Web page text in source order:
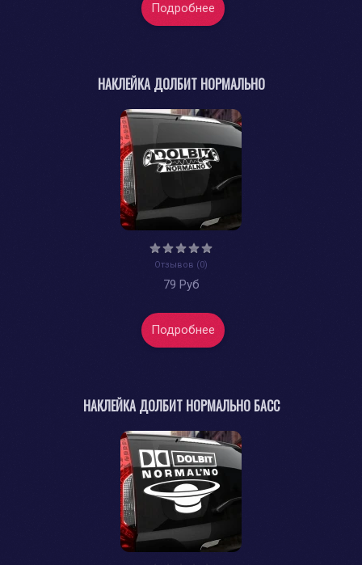
Подробнее
НАКЛЕЙКА ДОЛБИТ НОРМАЛЬНО
Отзывов (0)
79 Руб
Подробнее
НАКЛЕЙКА ДОЛБИТ НОРМАЛЬНО БАСС